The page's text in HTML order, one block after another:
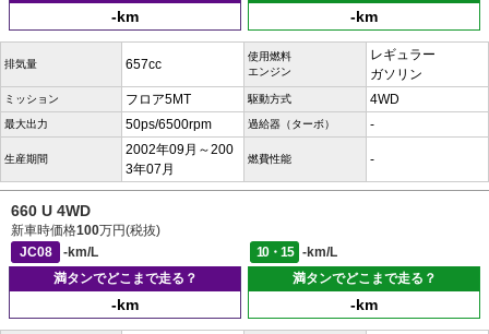
-km -km
排気量 657cc
使用燃料
エンジン
レギュラー
ガソリン
ミッション フロア5MT 駆動方式 4WD
最大出力 50ps/6500rpm 過給器（ターボ） -
生産期間
2002年09月～200
3年07月
燃費性能 -
660 U 4WD
新車時価格100万円(税抜)
JC08
-km/L 10・15
-km/L
満タンでどこまで走る？
-km
満タンでどこまで走る？
-km